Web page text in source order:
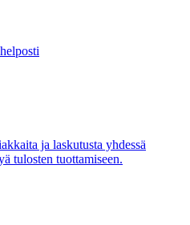
ja laskutusta yhdessä
tulosten tuottamiseen.